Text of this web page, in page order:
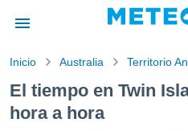
por
para
la
Inicio Australia Territorio
El tiempo en Twin
hora a hora